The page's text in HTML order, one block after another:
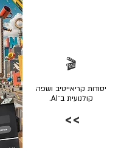
🎬
יסודות קריאייטיב ושפה
קולנועית ב־AI.
>>